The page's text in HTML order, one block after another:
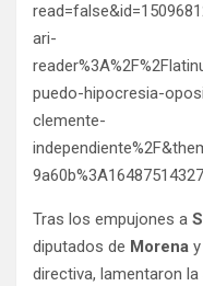
ari-
puedo-hipocresia-
clemente-
Tras los empujones a
diputados de Morena y
directiva, lamentaron